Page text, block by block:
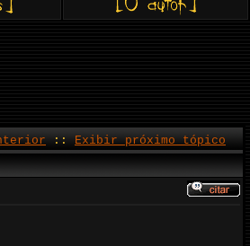
:: Exibir próximo tópico